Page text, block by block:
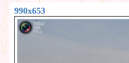
990x653